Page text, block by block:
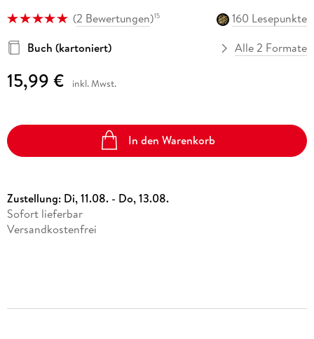
(2 Bewertungen)15
160 Lesepunkte
Buch (kartoniert)
Alle 2 Formate
15,99 € inkl. Mwst.
In den Warenkorb
Zustellung: Di, 11.08. - Do, 13.08.
Sofort lieferbar
Versandkostenfrei